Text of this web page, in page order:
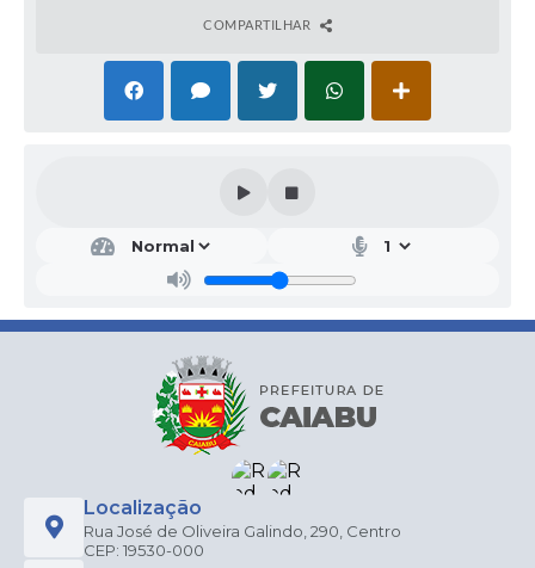
COMPARTILHAR
Localização
Rua José de Oliveira Galindo, 290, Centro
CEP: 19530-000